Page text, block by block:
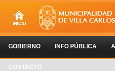
GOBIERNO INFO PÚBLICA
CONTACTO